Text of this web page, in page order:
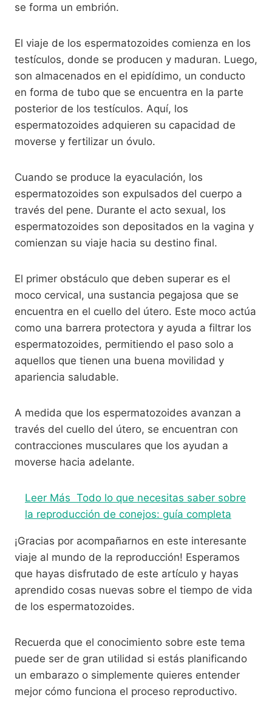
se forma un embrión.
El viaje de los espermatozoides comienza en los
testículos, donde se producen y maduran. Luego,
son almacenados en el epidídimo, un conducto
en forma de tubo que se encuentra en la parte
posterior de los testículos. Aquí, los
espermatozoides adquieren su capacidad de
moverse y fertilizar un óvulo.
Cuando se produce la eyaculación, los
espermatozoides son expulsados del cuerpo a
través del pene. Durante el acto sexual, los
espermatozoides son depositados en la vagina y
comienzan su viaje hacia su destino final.
El primer obstáculo que deben superar es el
moco cervical, una sustancia pegajosa que se
encuentra en el cuello del útero. Este moco actúa
como una barrera protectora y ayuda a filtrar los
espermatozoides, permitiendo el paso solo a
aquellos que tienen una buena movilidad y
apariencia saludable.
A medida que los espermatozoides avanzan a
través del cuello del útero, se encuentran con
contracciones musculares que los ayudan a
moverse hacia adelante.
Leer Más Todo lo que necesitas saber sobre
la reproducción de conejos: guía completa
¡Gracias por acompañarnos en este interesante
viaje al mundo de la reproducción! Esperamos
que hayas disfrutado de este artículo y hayas
aprendido cosas nuevas sobre el tiempo de vida
de los espermatozoides.
Recuerda que el conocimiento sobre este tema
puede ser de gran utilidad si estás planificando
un embarazo o simplemente quieres entender
mejor cómo funciona el proceso reproductivo.